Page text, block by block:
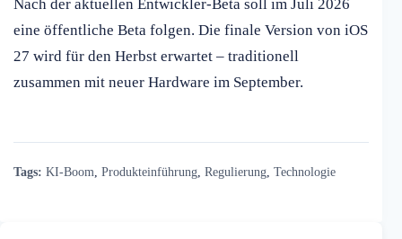
Nach der aktuellen Entwickler-Beta soll im Juli 2026
eine öffentliche Beta folgen. Die finale Version von iOS
27 wird für den Herbst erwartet – traditionell
zusammen mit neuer Hardware im September.
Tags: KI-Boom Produkteinführung Regulierung Technologie